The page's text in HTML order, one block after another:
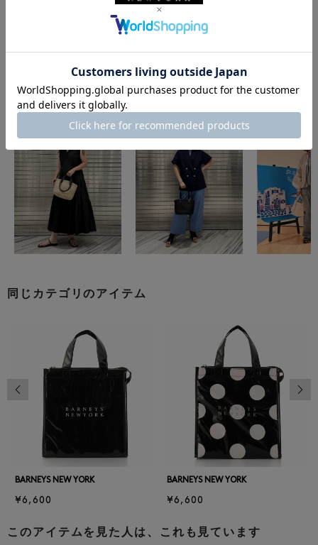
このアイテムを使用したスタイリング
同じカテゴリのアイテム
BARNEYS NEW YORK
¥6,600
BARNEYS NEW YORK
¥6,600
前の画像
このアイテムを見た人は、これも見ています